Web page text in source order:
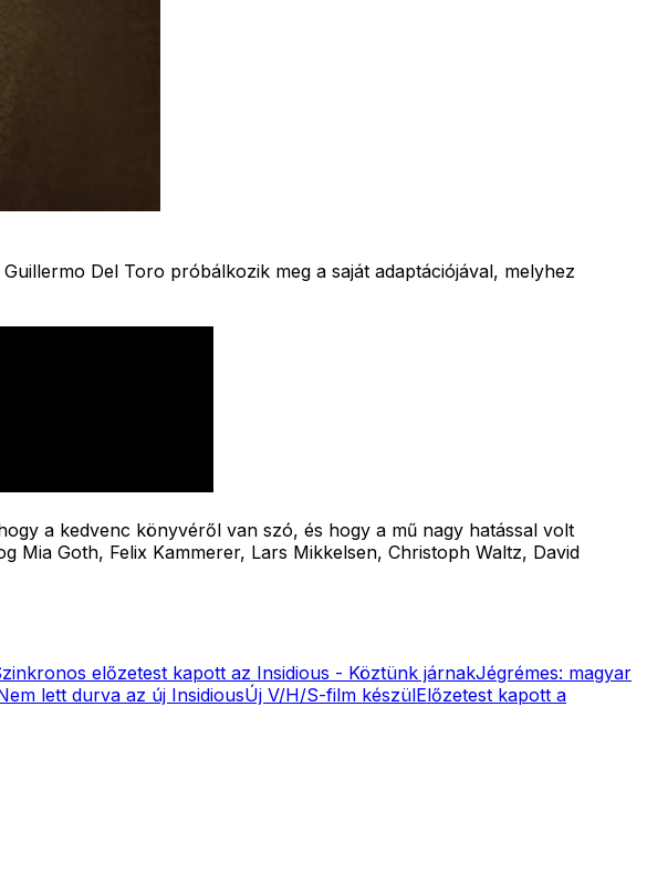
Del Toro próbálkozik meg a saját adaptációjával, melyhez
a kedvenc könyvéről van szó, és hogy a mű nagy hatással volt
Mia Goth, Felix Kammerer, Lars Mikkelsen, Christoph Waltz, David
előzetest kapott az Insidious - Köztünk járnakJégrémes: magyar
lett durva az új InsidiousÚj V/H/S-film készülElőzetest kapott a